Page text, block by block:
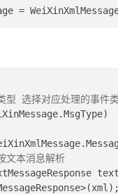
=
型 选择对应处理的事件类
文本消息解析